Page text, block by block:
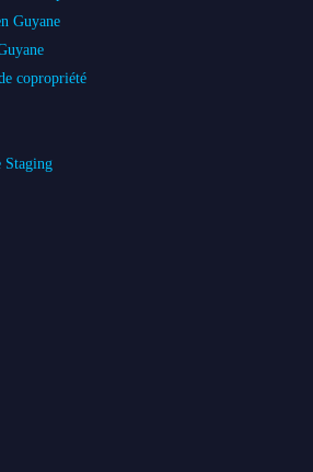
Guyane
copropriété
Staging